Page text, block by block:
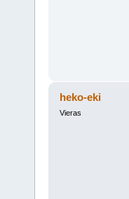
heko-eki
Vieras